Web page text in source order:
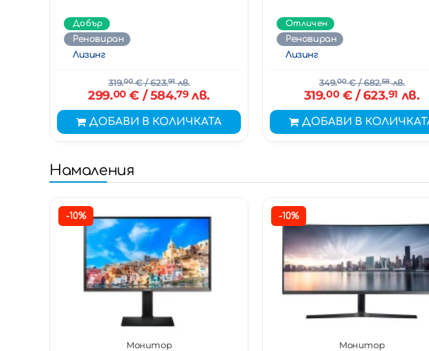
Добър
Реновиран
Лизинг
319.00€/ 623.91лв.
299.00€ / 584.79лв.
ДОБАВИ В КОЛИЧКАТА
Отличен
Реновиран
Лизинг
349.00€/ 682.58лв.
319.00€ / 623.91 лв.
ДОБАВИ В
Намаления
-10%
Монитор
-10%
Монитор